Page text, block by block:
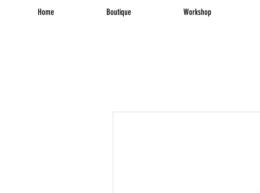
Home Boutique Workshop